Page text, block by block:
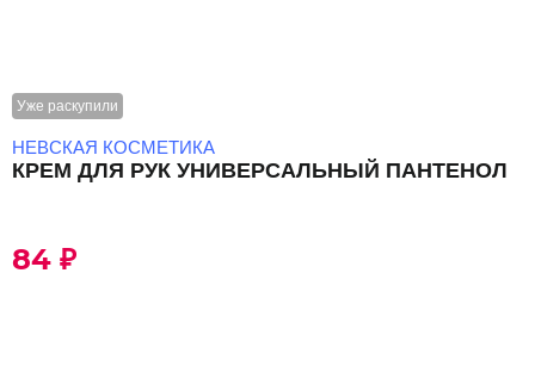
Уже раскупили
НЕВСКАЯ КОСМЕТИКА
КРЕМ ДЛЯ РУК УНИВЕРСАЛЬНЫЙ ПАНТЕНОЛ
84 ₽